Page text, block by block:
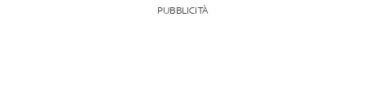
PUBBLICITÀ